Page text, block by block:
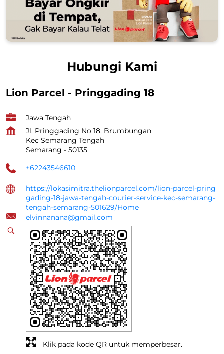
Hubungi Kami
Lion Parcel - Pringgading 18
Jawa Tengah
Jl. Pringgading No 18, Brumbungan
Kec Semarang Tengah
Semarang - 50135
+62243546610
https://lokasimitra.thelionparcel.com/lion-parcel-pring
gading-18-jawa-tengah-courier-service-kec-semarang-
tengah-semarang-501629/Home
elvinnanana@gmail.com
Klik pada kode QR untuk memperbesar.